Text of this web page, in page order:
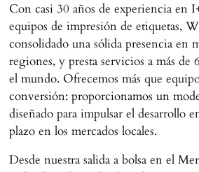
Con casi 30 años de experiencia en
equipos de impresión de etiquetas,
consolidado una sólida presencia en
regiones, y presta servicios a más de
el mundo. Ofrecemos más que
conversión: proporcionamos un
diseñado para impulsar el desarrollo
plazo en los mercados locales.
Desde nuestra salida a bolsa en el